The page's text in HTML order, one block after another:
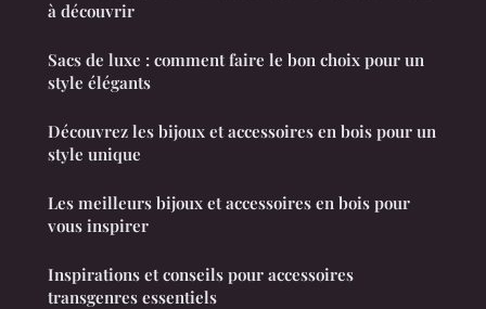
à découvrir
Sacs de luxe : comment faire le bon choix pour un
style élégants
Découvrez les bijoux et accessoires en bois pour un
style unique
Les meilleurs bijoux et accessoires en bois pour
vous inspirer
Inspirations et conseils pour accessoires
transgenres essentiels